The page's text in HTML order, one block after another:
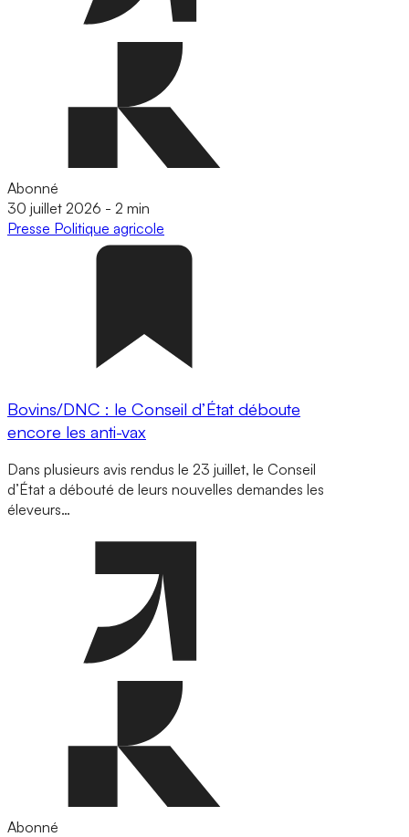
Abonné
30 juillet 2026 - 2 min
Presse Politique agricole
Bovins/DNC : le Conseil d’État déboute
encore les anti-vax
Dans plusieurs avis rendus le 23 juillet, le Conseil
d’État a débouté de leurs nouvelles demandes les
éleveurs…
Abonné